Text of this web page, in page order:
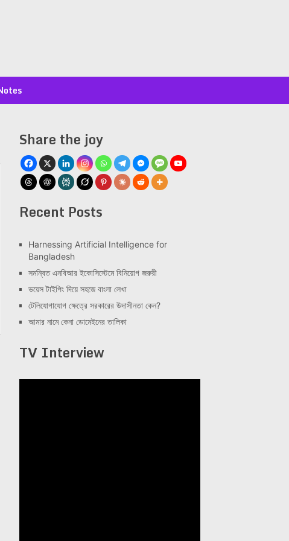
Share the joy
Recent Posts
Har­ness­ing Arti­fi­cial Intel­li­gence for
Bangladesh
সমন্বিত এনবিআর ইকোসিস্টেমে বিনিয়োগ জরুরী
ভয়েস টাইপিং দিয়ে সহজে বাংলা লেখা
টেলিযোগাযোগ ক্ষেত্রে সরকারের উদাসীনতা কেন?
আমার নামে কেনা ডোমেইনের তালিকা
TV Interview